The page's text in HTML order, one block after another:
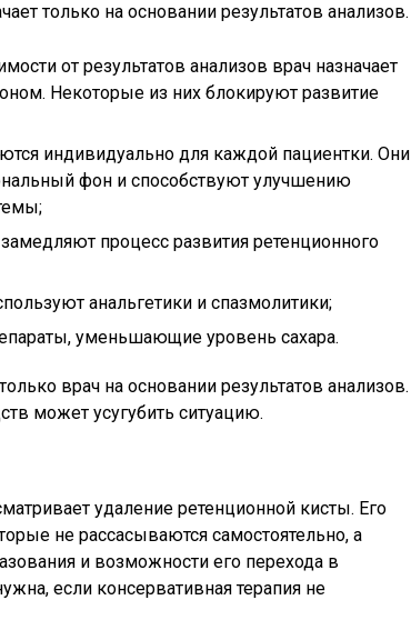
только на основании результатов анализов.
от результатов анализов врач назначает
Некоторые из них блокируют развитие
индивидуально для каждой пациентки. Они
фон и способствуют улучшению
процесс развития ретенционного
анальгетики и спазмолитики;
уменьшающие уровень сахара.
врач на основании результатов анализов.
может усугубить ситуацию.
удаление ретенционной кисты. Его
не рассасываются самостоятельно, а
и возможности его перехода в
если консервативная терапия не